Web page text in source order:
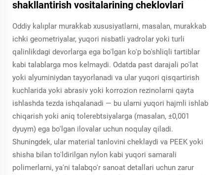
shakllantirish vositalarining cheklovlari
Oddiy kalıplar murakkab xususiyatlarni, masalan, murakkab
ichki geometriyalar, yuqori nisbatli yadrolar yoki turli
qalinlikdagi devorlarga ega bo'lgan ko'p bo'shliqli tartiblar
kabi talablarga mos kelmaydi. Odatda past darajali po'lat
yoki alyuminiydan tayyorlanadi va ular yuqori qisqartirish
kuchlarida yoki abrasiv yoki korrozion rezinolarni qayta
ishlashda tezda ishqalanadi — bu ularni yuqori hajmli ishlab
chiqarish yoki aniq tolerebtsiyalarga (masalan, ±0,001
dyuym) ega bo'lgan ilovalar uchun noqulay qiladi.
Shuningdek, ular material tanlovini cheklaydi va PEEK yoki
shisha bilan to'ldirilgan nylon kabi yuqori samarali
polimerlarni, ya'ni talabqo'r sanoat detallari uchun zarur